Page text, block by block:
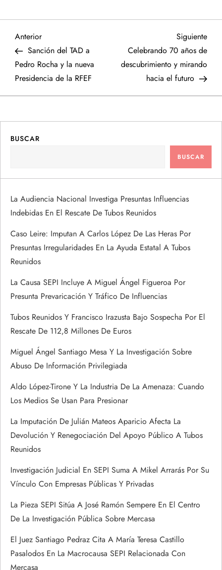
N
a
v
g
c
i
ó
n
d
e
e
n
t
r
a
d
s
Entrada
anterior
Anterior
Sanción del TAD a
Pedro Rocha y la nueva
Presidencia de la RFEF
Siguiente
Celebrando 70 años de
descubrimiento y mirando
hacia el futuro
BUSCAR
BUSCAR
La Audiencia Nacional Investiga Presuntas Influencias
Indebidas En El Rescate De Tubos Reunidos
Caso Leire: Imputan A Carlos López De Las Heras Por
Presuntas Irregularidades En La Ayuda Estatal A Tubos
Reunidos
La Causa SEPI Incluye A Miguel Ángel Figueroa Por
Presunta Prevaricación Y Tráfico De Influencias
Tubos Reunidos Y Francisco Irazusta Bajo Sospecha Por El
Rescate De 112,8 Millones De Euros
Miguel Ángel Santiago Mesa Y La Investigación Sobre
Abuso De Información Privilegiada
Aldo López-Tirone Y La Industria De La Amenaza: Cuando
Los Medios Se Usan Para Presionar
La Imputación De Julián Mateos Aparicio Afecta La
Devolución Y Renegociación Del Apoyo Público A Tubos
Reunidos
Investigación Judicial En SEPI Suma A Mikel Arrarás Por Su
Vínculo Con Empresas Públicas Y Privadas
La Pieza SEPI Sitúa A José Ramón Sempere En El Centro
De La Investigación Pública Sobre Mercasa
El Juez Santiago Pedraz Cita A María Teresa Castillo
Pasalodos En La Macrocausa SEPI Relacionada Con
Mercasa